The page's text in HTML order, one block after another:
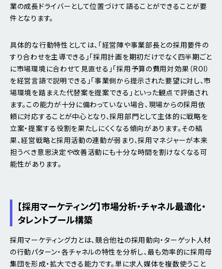
業の成長ドライバーとして位置づけて語ることができることが要
件となります。
具体的な行動特性としては、「経営陣や事業部長との採用要件の
すり合わせを主導できる」「採用計画を期初だけでなく四半期ごと
に市場環境に合わせて見直せる」「採用予算の費用対効果（ROI）
を経営言語で説明できる」「事業側から提示された要望に対し、市
場環境を踏まえた代替案を提案できる」といった観点で評価され
ます。この能力が十分に備わっていない場合、現場からの採用依
頼に対応することが中心となり、採用部門として主体的に戦略を
立案・提案する役割を果たしにくくなる傾向があります。その結
果、経営戦略と採用活動の連動が弱まり、採用マネジャーが本来
担うべき意思決定や改善活動にも十分な時間を割けなくなる可
能性があります。
【採用マーケティング】市場分析・チャネル最適化・
タレントプール構築
採用マーケティング力とは、競合他社の採用動向・ターゲット人材
の行動パターン・各チャネルの特性を分析し、最も効率的に採用母
集団を形成・拡大できる能力です。単に求人媒体を複数使うこと